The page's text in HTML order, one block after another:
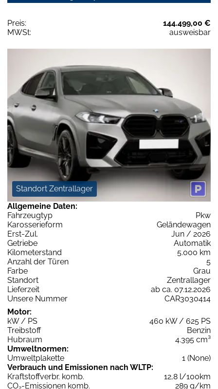
Preis:
144.499,00 €
MWSt:
ausweisbar
Standort Zentrallager
Allgemeine Daten:
Fahrzeugtyp
Pkw
Karosserieform
Geländewagen
Erst-Zul.
Jun / 2026
Getriebe
Automatik
Kilometerstand
5.000 km
Anzahl der Türen
5
Farbe
Grau
Standort
Zentrallager
Lieferzeit
ab ca. 07.12.2026
Unsere Nummer
CAR3030414
Motor:
kW / PS
460 kW / 625 PS
Treibstoff
Benzin
Hubraum
4.395 cm³
Umweltnormen:
Umweltplakette
1 (None)
Verbrauch und Emissionen nach WLTP:
Kraftstoffverbr. komb.
12,8 l/100km
CO -Emissionen komb.
289 g/km